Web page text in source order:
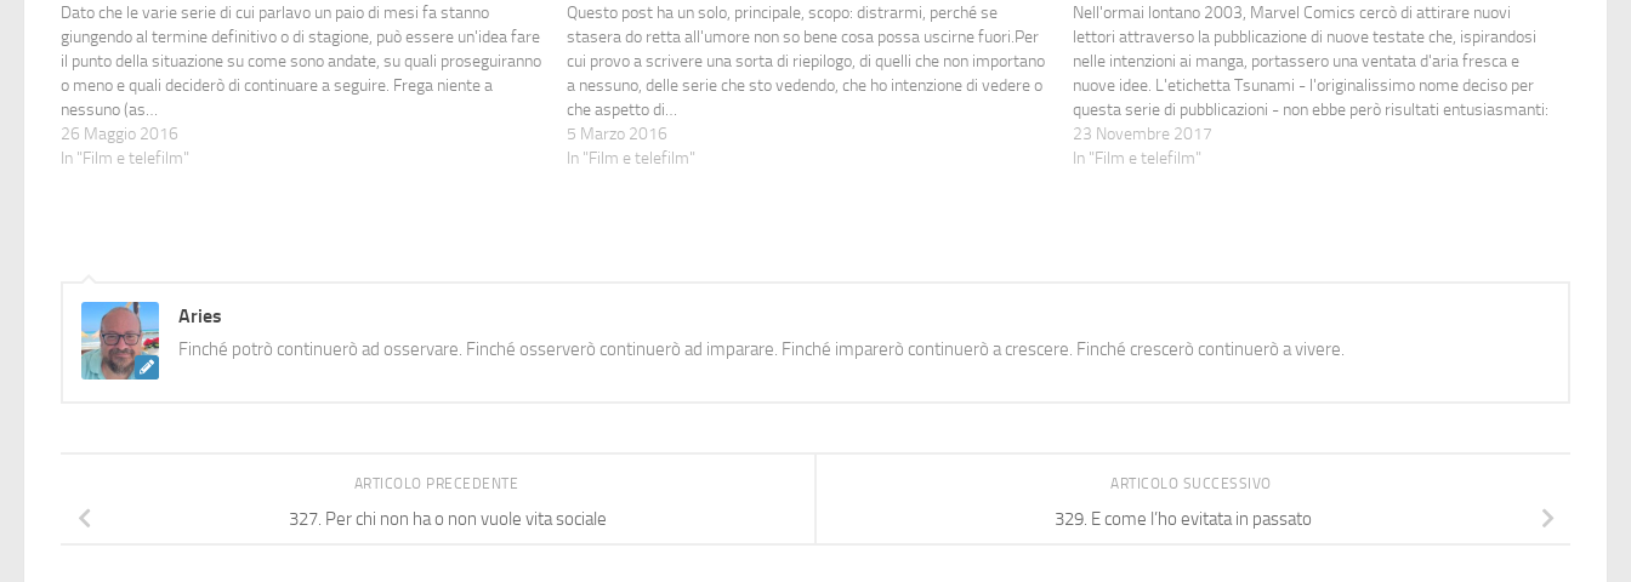
Dato che le varie serie di cui parlavo un paio di mesi fa stanno
giungendo al termine definitivo o di stagione, può essere un'idea fare
il punto della situazione su come sono andate, su quali proseguiranno
o meno e quali deciderò di continuare a seguire. Frega niente a
nessuno (as…
26 Maggio 2016
In "Film e telefilm"
Questo post ha un solo, principale, scopo: distrarmi, perché se
stasera do retta all'umore non so bene cosa possa uscirne fuori.Per
cui provo a scrivere una sorta di riepilogo, di quelli che non importano
a nessuno, delle serie che sto vedendo, che ho intenzione di vedere o
che aspetto di…
5 Marzo 2016
In "Film e telefilm"
Nell'ormai lontano 2003, Marvel Comics cercò di attirare nuovi
lettori attraverso la pubblicazione di nuove testate che, ispirandosi
nelle intenzioni ai manga, portassero una ventata d'aria fresca e
nuove idee. L'etichetta Tsunami - l'originalissimo nome deciso per
questa serie di pubblicazioni - non ebbe però risultati entusiasmanti:
diverse testate, di qualità discutibile, furono…
23 Novembre 2017
In "Film e telefilm"
Aries
Finché potrò continuerò ad osservare. Finché osserverò continuerò ad imparare. Finché imparerò continuerò a crescere. Finché crescerò continuerò a vivere.
ARTICOLO SUCCESSIVO
329. E come l’ho evitata in passato
ARTICOLO PRECEDENTE
327. Per chi non ha o non vuole vita sociale